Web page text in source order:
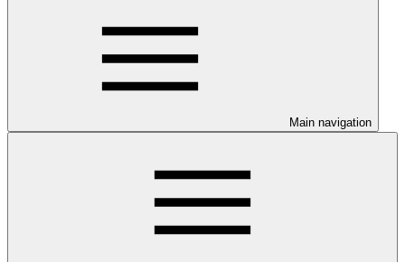
Main navigation